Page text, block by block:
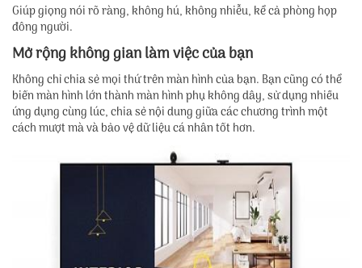
Giúp giọng nói rõ ràng, không hú, không nhiễu, kể cả phòng họp
đông người.
Mở rộng không gian làm việc của bạn
Không chỉ chia sẻ mọi thứ trên màn hình của bạn. Bạn cũng có thể
biến màn hình lớn thành màn hình phụ không dây, sử dụng nhiều
ứng dụng cùng lúc, chia sẻ nội dung giữa các chương trình một
cách mượt mà và bảo vệ dữ liệu cá nhân tốt hơn.